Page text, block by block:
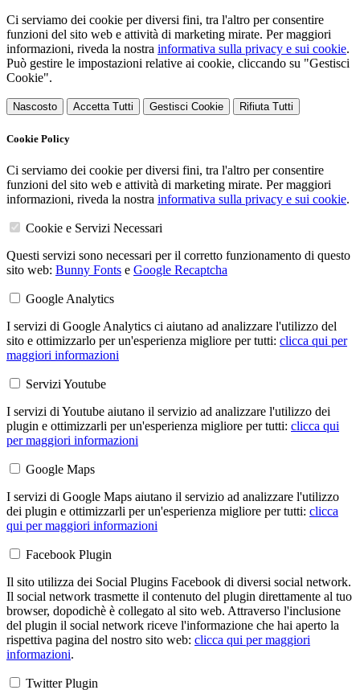
Ci serviamo dei cookie per diversi fini, tra l'altro per consentire
funzioni del sito web e attività di marketing mirate. Per maggiori
informazioni, riveda la nostra informativa sulla privacy e sui cookie.
Può gestire le impostazioni relative ai cookie, cliccando su "Gestisci
Cookie".
Nascosto Accetta Tutti Gestisci Cookie Rifiuta Tutti
Cookie Policy
Ci serviamo dei cookie per diversi fini, tra l'altro per consentire
funzioni del sito web e attività di marketing mirate. Per maggiori
informazioni, riveda la nostra informativa sulla privacy e sui cookie.
Cookie e Servizi Necessari
Questi servizi sono necessari per il corretto funzionamento di questo
sito web: Bunny Fonts e Google Recaptcha
Google Analytics
I servizi di Google Analytics ci aiutano ad analizzare l'utilizzo del
sito e ottimizzarlo per un'esperienza migliore per tutti: clicca qui per
maggiori informazioni
Servizi Youtube
I servizi di Youtube aiutano il servizio ad analizzare l'utilizzo dei
plugin e ottimizzarli per un'esperienza migliore per tutti: clicca qui
per maggiori informazioni
Google Maps
I servizi di Google Maps aiutano il servizio ad analizzare l'utilizzo
dei plugin e ottimizzarli per un'esperienza migliore per tutti: clicca
qui per maggiori informazioni
Facebook Plugin
Il sito utilizza dei Social Plugins Facebook di diversi social network.
Il social network trasmette il contenuto del plugin direttamente al tuo
browser, dopodichè è collegato al sito web. Attraverso l'inclusione
del plugin il social network riceve l'informazione che hai aperto la
rispettiva pagina del nostro sito web: clicca qui per maggiori
informazioni.
Twitter Plugin